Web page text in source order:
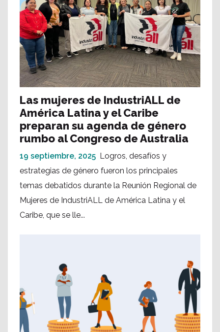
Las mujeres de IndustriALL de
América Latina y el Caribe
preparan su agenda de género
rumbo al Congreso de Australia
19 septiembre, 2025 Logros, desafíos y
estrategias de género fueron los principales
temas debatidos durante la Reunión Regional de
Mujeres de IndustriALL de América Latina y el
Caribe, que se lle...